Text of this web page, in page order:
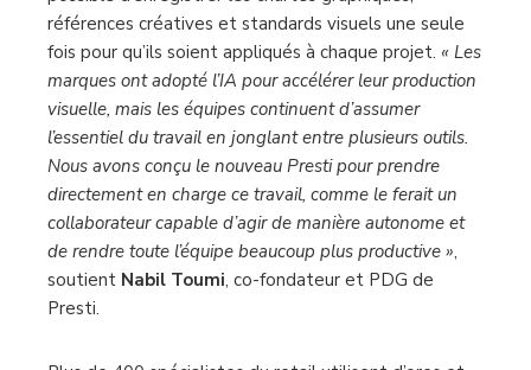
références créatives et standards visuels une seule
fois pour qu’ils soient appliqués à chaque projet. « Les
marques ont adopté l’IA pour accélérer leur production
visuelle, mais les équipes continuent d’assumer
l’essentiel du travail en jonglant entre plusieurs outils.
Nous avons conçu le nouveau Presti pour prendre
directement en charge ce travail, comme le ferait un
collaborateur capable d’agir de manière autonome et
de rendre toute l’équipe beaucoup plus productive »,
soutient Nabil Toumi, co-fondateur et PDG de
Presti.